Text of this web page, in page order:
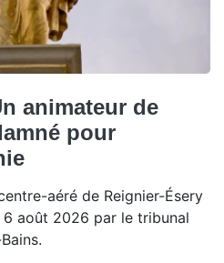
animateur de
pour
aéré de Reignier-Ésery
août 2026 par le tribunal